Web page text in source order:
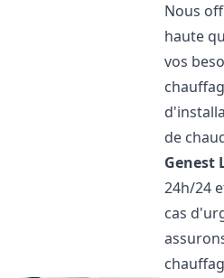
Nous
haute
vos
de
Genest
24h/24
cas